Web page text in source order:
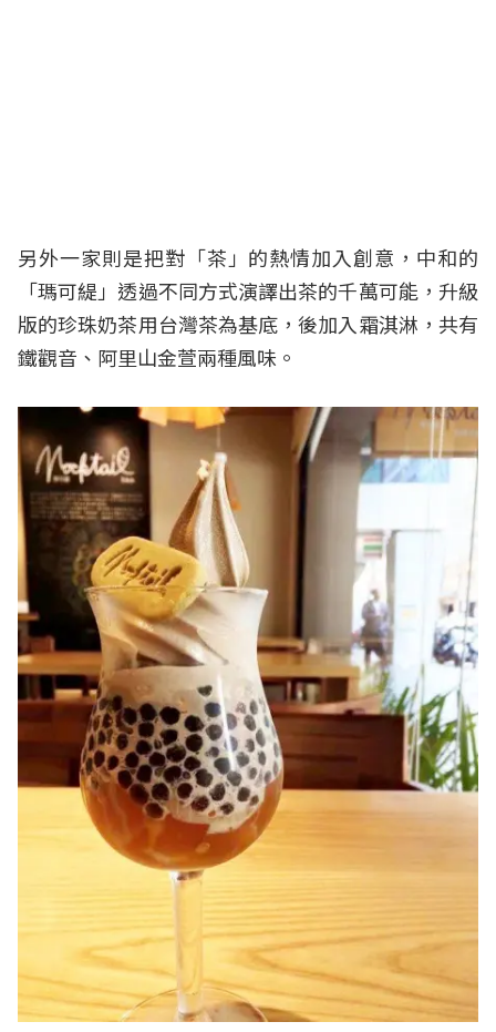
另外一家則是把對「茶」的熱情加入創意，中和的
「瑪可緹」透過不同方式演譯出茶的千萬可能，升級
版的珍珠奶茶用台灣茶為基底，後加入霜淇淋，共有
鐵觀音、阿里山金萱兩種風味。